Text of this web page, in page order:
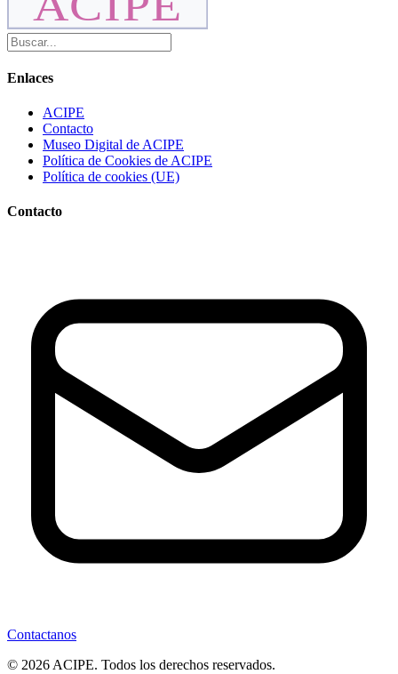
Enlaces
ACIPE
Contacto
Museo Digital de ACIPE
Política de Cookies de ACIPE
Política de cookies (UE)
Contacto
Contactanos
© 2026 ACIPE. Todos los derechos reservados.